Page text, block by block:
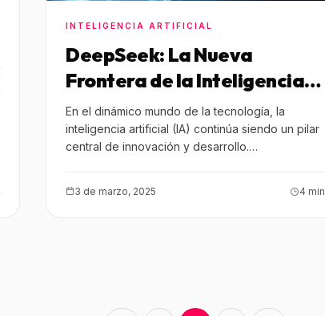
INTELIGENCIA ARTIFICIAL
DeepSeek: La Nueva
Frontera de la Inteligencia
Artificial desde Hangzhou
En el dinámico mundo de la tecnología, la
inteligencia artificial (IA) continúa siendo un pilar
central de innovación y desarrollo.
3 de marzo, 2025 4 min